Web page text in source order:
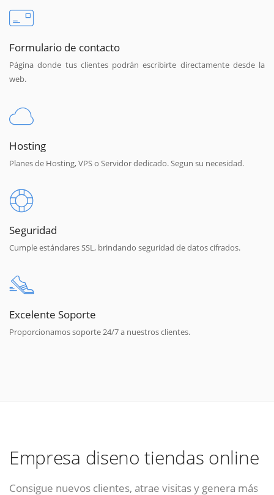
Formulario de contacto
Página donde tus clientes podrán escribirte directamente desde la
web.
Hosting
Planes de Hosting, VPS o Servidor dedicado. Segun su necesidad.
Seguridad
Cumple estándares SSL, brindando seguridad de datos cifrados.
Excelente Soporte
Proporcionamos soporte 24/7 a nuestros clientes.
Empresa diseno tiendas online
Consigue nuevos clientes, atrae visitas y genera más